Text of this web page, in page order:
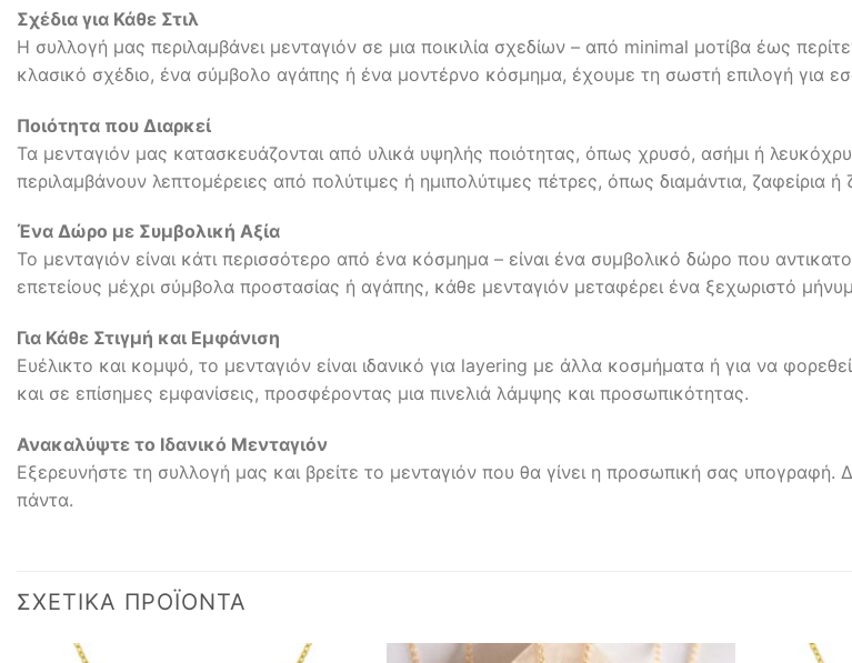
Σχέδια για Κάθε Στιλ
Η συλλογή μας περιλαμβάνει μενταγιόν σε μια ποικιλία σχεδίων – από minimal μοτίβα έως
κλασικό σχέδιο, ένα σύμβολο αγάπης ή ένα μοντέρνο κόσμημα, έχουμε τη σωστή επιλογή για
Ποιότητα που Διαρκεί
Τα μενταγιόν μας κατασκευάζονται από υλικά υψηλής ποιότητας, όπως χρυσό, ασήμι ή
περιλαμβάνουν λεπτομέρειες από πολύτιμες ή ημιπολύτιμες πέτρες, όπως διαμάντια, ζαφείρια ή
Ένα Δώρο με Συμβολική Αξία
Το μενταγιόν είναι κάτι περισσότερο από ένα κόσμημα – είναι ένα συμβολικό δώρο που
επετείους μέχρι σύμβολα προστασίας ή αγάπης, κάθε μενταγιόν μεταφέρει ένα ξεχωριστό
Για Κάθε Στιγμή και Εμφάνιση
Ευέλικτο και κομψό, το μενταγιόν είναι ιδανικό για layering με άλλα κοσμήματα ή για να
και σε επίσημες εμφανίσεις, προσφέροντας μια πινελιά λάμψης και προσωπικότητας.
Ανακαλύψτε το Ιδανικό Μενταγιόν
Εξερευνήστε τη συλλογή μας και βρείτε το μενταγιόν που θα γίνει η προσωπική σας υπογραφή.
πάντα.
ΣΧΕΤΙΚΆ ΠΡΟΪΌΝΤΑ